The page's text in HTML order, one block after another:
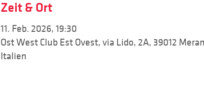
Zeit & Ort
11. Feb. 2026, 19:30
Ost West Club Est Ovest, via Lido, 2A, 39012
Italien